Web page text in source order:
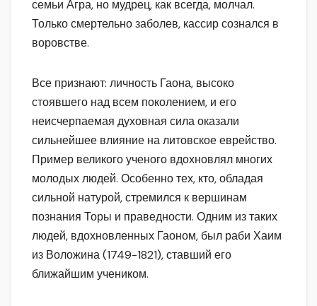
семьи Агра, но мудрец, как всегда, молчал.
Только смертельно заболев, кассир сознался в
воровстве.
Все признают: личность Гаона, высоко
стоявшего над всем поколением, и его
неисчерпаемая духовная сила оказали
сильнейшее влияние на литовское еврейство.
Пример великого ученого вдохновлял многих
молодых людей. Особенно тех, кто, обладая
сильной натурой, стремился к вершинам
познания Торы и праведности. Одним из таких
людей, вдохновленных Гаоном, был раби Хаим
из Воложина (1749-1821), ставший его
ближайшим учеником.